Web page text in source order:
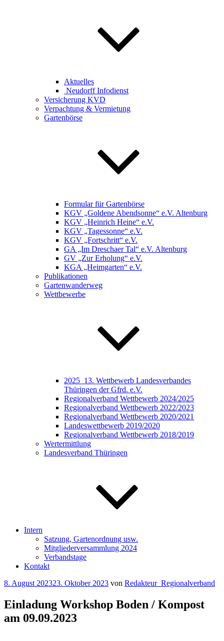
Aktuelles
Neudorff Infodienst
Versicherung KVD
Verpachtung & Vermietung
Gartenbörse
Formular für Gartenbörse
KGV „Goldene Abendsonne“ e.V. Altenburg
KGV „Heinrich Heine“ e.V.
KGV „Tagessonne“ e.V.
KGV „Fortschritt“ e.V.
GA „Im Dreschaer Tal“ e.V. Altenburg
GV „Zur Erholung“ e.V.
KGA „Heimgarten“ e.V.
Publikationen
Gartenwanderweg
Wettbewerbe
2025_13. Wettbewerb Landesverbandes
Thüringen der Gfrd. e.V.
Regionalverband Wettbewerb 2024/2025
Regionalverband Wettbewerb 2022/2023
Regionalverband Wettbewerb 2020/2021
Landeswettbewerb 2019/2020
Regionalverband Wettbewerb 2018/2019
Wertermittlung
Landesverband Thüringen
Intern
Satzung, Gartenordnung usw.
Mitgliederversammlung 2024
Verbandstage
Kontakt
Veröffentlicht
8. August 202323. Oktober 2023 von Redakteur_Regionalverband
Einladung Workshop Boden / Kompost
am 09.09.2023